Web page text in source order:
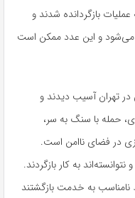
بازگردانده شدند و
تومان برآورد می‌شود و این عدد ممکن است
۵۴ نفر از همکاران در تهران آسیب دیدند و
سوختگی ۲۵ تا ۳۰ درصدی، حمله با سنگ به سر،
در فضای ناامن است.
به کار بازگردند.
نامناسب به خدمت بازگشتند